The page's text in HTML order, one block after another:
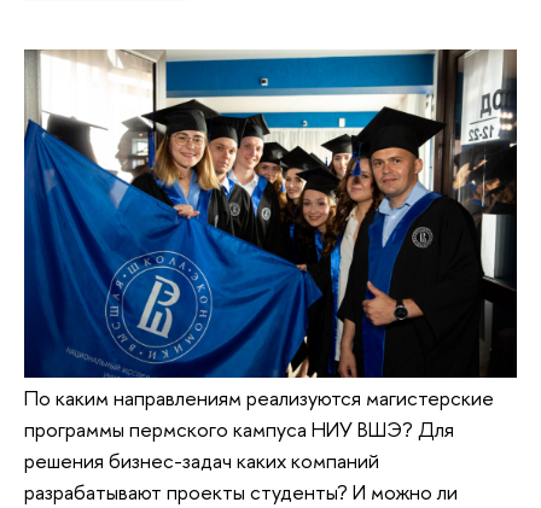
По каким направлениям реализуются магистерские
программы пермского кампуса НИУ ВШЭ? Для
решения бизнес-задач каких компаний
разрабатывают проекты студенты? И можно ли